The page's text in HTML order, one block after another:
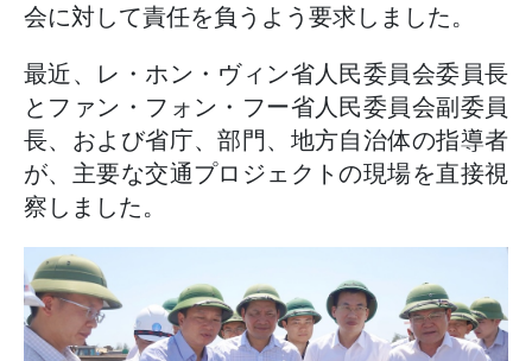
会に対して責任を負うよう要求しました。
最近、レ・ホン・ヴィン省人民委員会委員長
とファン・フォン・フー省人民委員会副委員
長、および省庁、部門、地方自治体の指導者
が、主要な交通プロジェクトの現場を直接視
察しました。